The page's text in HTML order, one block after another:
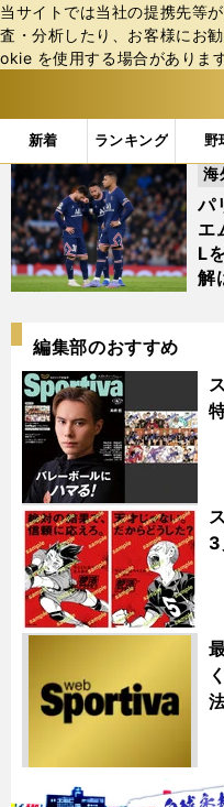
当サイトでは当社の提携先等
査・分析したり、お客様にお
okie を使⽤する場合がありま
新着 ランキング 野
b
ス
ポ
ル
テ
ィ
ー
バ
「#MMN」の最新ニ
パ
エ
L
解
海
編集部のおすすめ
3